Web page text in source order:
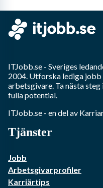
ITJobb.se - Sveriges
2004. Utforska lediga jobb
arbetsgivare. Ta nästa
fulla potential.
ITJobb.se - en del av
Tjänster
Jobb
Arbetsgivarprofiler
Karriärtips